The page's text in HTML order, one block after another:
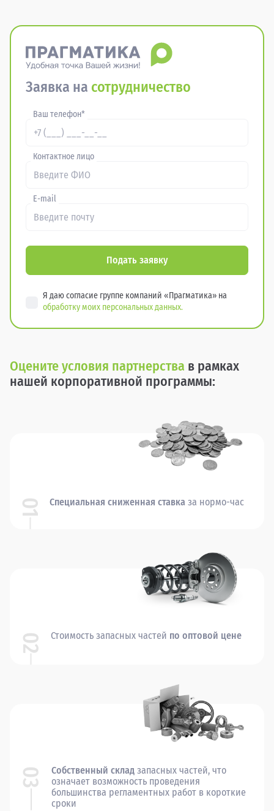
Заявка на сотрудничество
Ваш телефон*
Контактное лицо
E-mail
Подать заявку
Я даю согласие группе компаний «Прагматика» на
обработку моих персональных данных.
Оцените условия партнерства в рамках
нашей корпоративной программы:
01 Специальная сниженная ставка за нормо-час
02 Стоимость запасных частей по оптовой цене
03 Собственный склад запасных частей, что
означает возможность проведения
большинства регламентных работ в короткие
сроки